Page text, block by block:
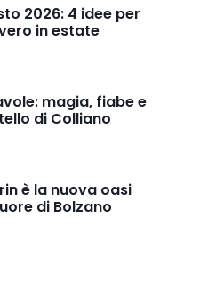
2026: 4 idee per
in estate
magia, fiabe e
di Colliano
è la nuova oasi
di Bolzano